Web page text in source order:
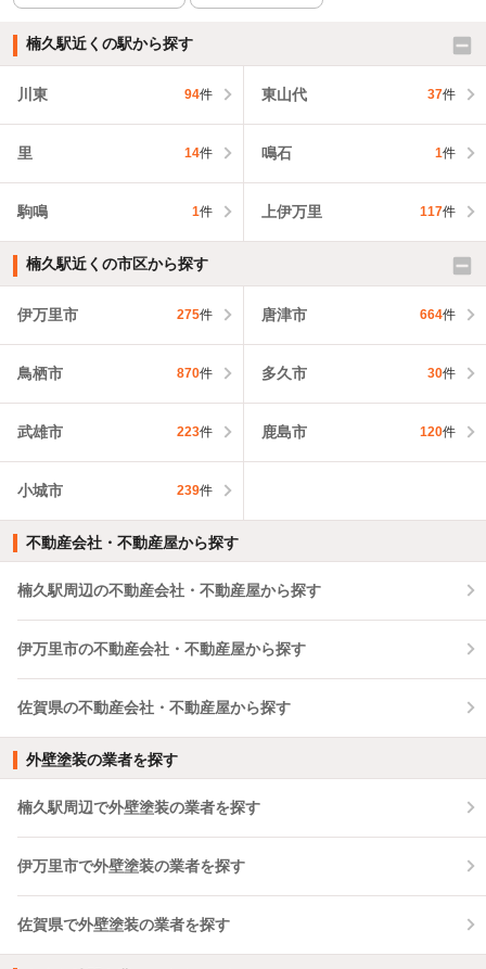
楠久駅近くの駅から探す
川東 94件 東山代 37件
里 14件 鳴石 1件
駒鳴 1件 上伊万里 117件
楠久駅近くの市区から探す
伊万里市 275件 唐津市 664件
鳥栖市 870件 多久市 30件
武雄市 223件 鹿島市 120件
小城市 239件
不動産会社・不動産屋から探す
楠久駅周辺の不動産会社・不動産屋から探す
伊万里市の不動産会社・不動産屋から探す
佐賀県の不動産会社・不動産屋から探す
外壁塗装の業者を探す
楠久駅周辺で外壁塗装の業者を探す
伊万里市で外壁塗装の業者を探す
佐賀県で外壁塗装の業者を探す